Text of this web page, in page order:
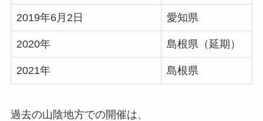
2019年6月2日 愛知県
2020年 島根県（延期）
2021年 島根県
過去の山陰地方での開催は、